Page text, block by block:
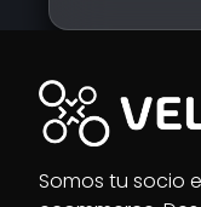
Somos tu socio